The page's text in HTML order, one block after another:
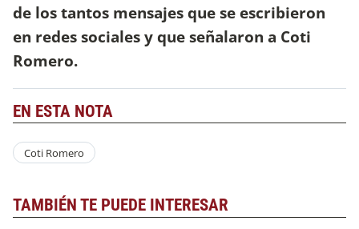
de los tantos mensajes que se escribieron
en redes sociales y que señalaron a Coti
Romero.
EN ESTA NOTA
Coti Romero
TAMBIÉN TE PUEDE INTERESAR